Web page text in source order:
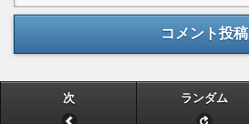
コメント投稿
次 ランダム